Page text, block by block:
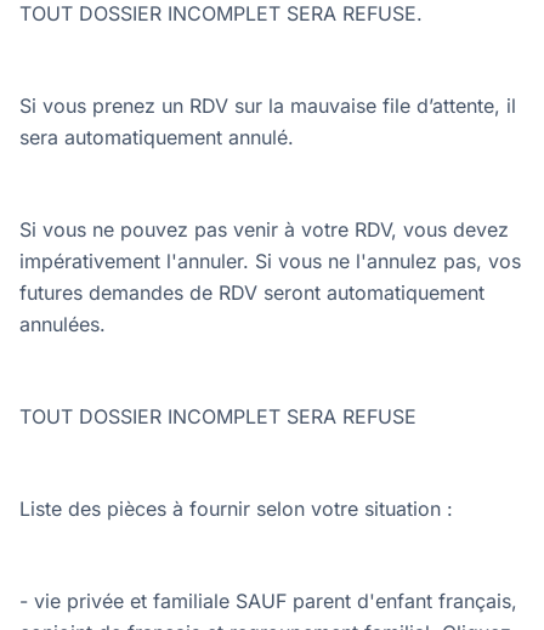
TOUT DOSSIER INCOMPLET SERA REFUSE.
Si vous prenez un RDV sur la mauvaise file d’attente, il
sera automatiquement annulé.
Si vous ne pouvez pas venir à votre RDV, vous devez
impérativement l'annuler. Si vous ne l'annulez pas, vos
futures demandes de RDV seront automatiquement
annulées.
TOUT DOSSIER INCOMPLET SERA REFUSE
Liste des pièces à fournir selon votre situation :
- vie privée et familiale SAUF parent d'enfant français,